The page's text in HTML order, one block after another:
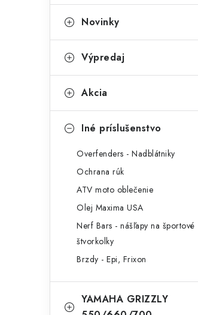
Novinky
Výpredaj
Akcia
Iné príslušenstvo
Overfenders - Nadblátniky
Ochrana rúk
ATV moto oblečenie
Olej Maxima USA
Nerf Bars - nášľapy na športové
štvorkolky
Brzdy - Epi, Frixon
YAMAHA GRIZZLY